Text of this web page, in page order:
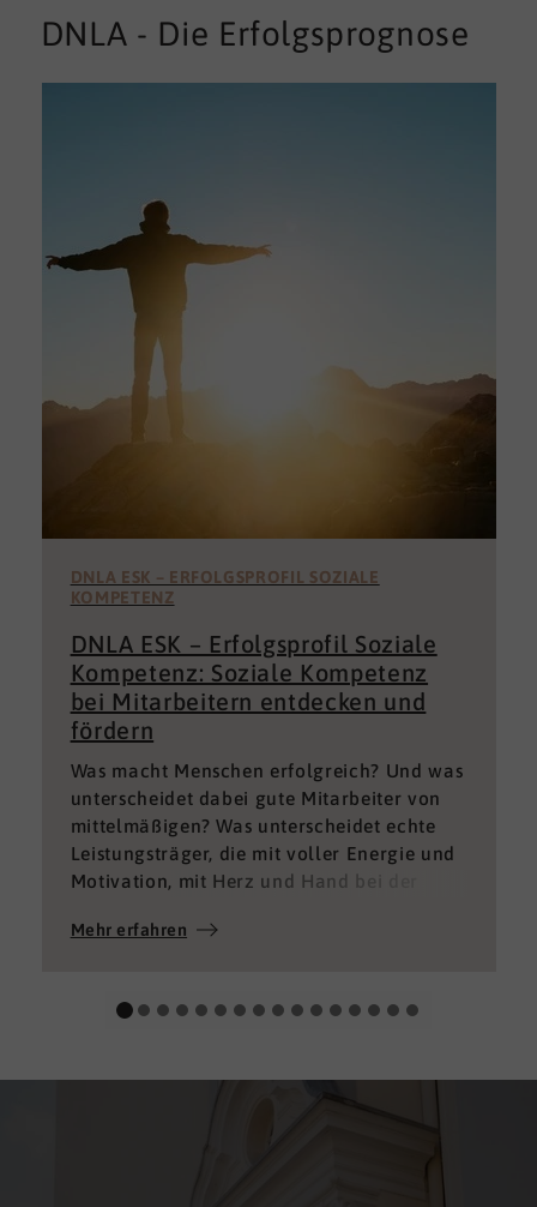
DNLA - Die Erfolgsprognose
DNLA ESK – ERFOLGSPROFIL SOZIALE
KOMPETENZ
DNLA ESK – Erfolgsprofil Soziale
Kompetenz: Soziale Kompetenz
bei Mitarbeitern entdecken und
fördern
Was macht Menschen erfolgreich? Und was
unterscheidet dabei gute Mitarbeiter von
mittelmäßigen? Was unterscheidet echte
Leistungsträger, die mit voller Energie und
Motivation, mit Herz und Hand bei der
„Job“ machen und von denen, die – aus
Mehr erfahren